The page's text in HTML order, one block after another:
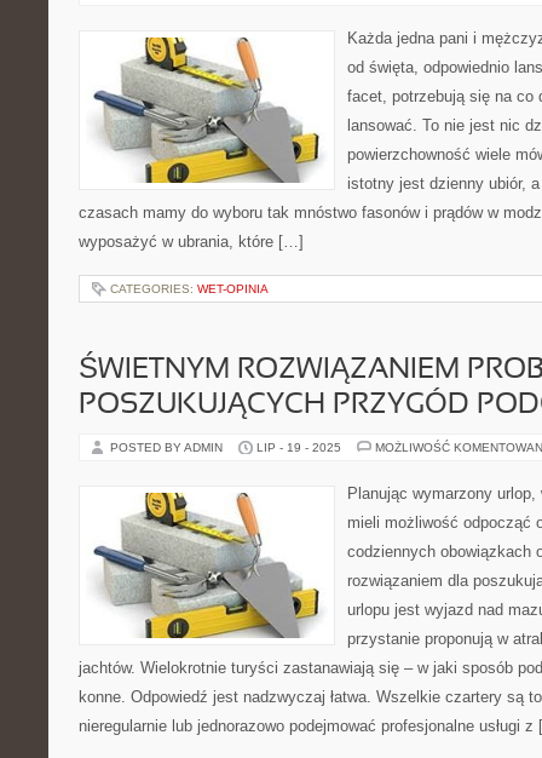
Każda jedna pani i
od święta, odpowiednio
facet, potrzebują się na co
lansować. To nie jest nic
powierzchowność wiele
istotny jest dzienny ubiór,
czasach mamy do wyboru tak mnóstwo fasonów i prądów w
wyposażyć w ubrania, które […]
CATEGORIES: WET-OPINIA
ŚWIETNYM ROZWIĄZANIEM
POSZUKUJĄCYCH PRZYGÓD
POSTED BY ADMIN LIP - 19 - 2025 MOŻLIWOŚĆ
Planując wymarzony
mieli możliwość odpocząć
codziennych obowiązkach
rozwiązaniem dla
urlopu jest wyjazd nad
przystanie proponują w
jachtów. Wielokrotnie turyści zastanawiają się – w jaki sposób
konne. Odpowiedź jest nadzwyczaj łatwa. Wszelkie czartery są
nieregularnie lub jednorazowo podejmować profesjonalne usługi